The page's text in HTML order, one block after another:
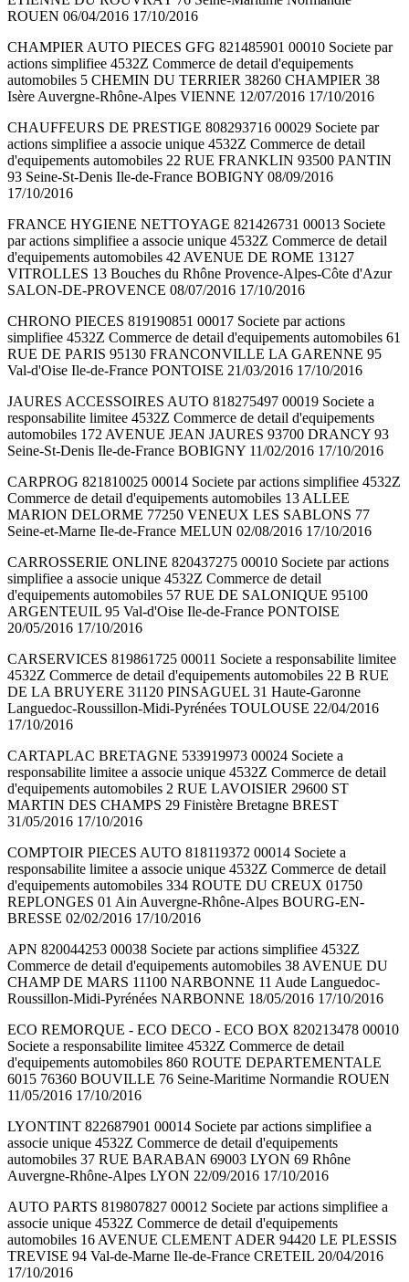
ROUEN 06/04/2016 17/10/2016
CHAMPIER AUTO PIECES GFG 821485901 00010 Societe par
actions simplifiee 4532Z Commerce de detail d'equipements
automobiles 5 CHEMIN DU TERRIER 38260 CHAMPIER 38
Isère Auvergne-Rhône-Alpes VIENNE 12/07/2016 17/10/2016
CHAUFFEURS DE PRESTIGE 808293716 00029 Societe par
actions simplifiee a associe unique 4532Z Commerce de detail
d'equipements automobiles 22 RUE FRANKLIN 93500 PANTIN
93 Seine-St-Denis Ile-de-France BOBIGNY 08/09/2016
17/10/2016
FRANCE HYGIENE NETTOYAGE 821426731 00013 Societe
par actions simplifiee a associe unique 4532Z Commerce de detail
d'equipements automobiles 42 AVENUE DE ROME 13127
VITROLLES 13 Bouches du Rhône Provence-Alpes-Côte d'Azur
SALON-DE-PROVENCE 08/07/2016 17/10/2016
CHRONO PIECES 819190851 00017 Societe par actions
simplifiee 4532Z Commerce de detail d'equipements automobiles 61
RUE DE PARIS 95130 FRANCONVILLE LA GARENNE 95
Val-d'Oise Ile-de-France PONTOISE 21/03/2016 17/10/2016
JAURES ACCESSOIRES AUTO 818275497 00019 Societe a
responsabilite limitee 4532Z Commerce de detail d'equipements
automobiles 172 AVENUE JEAN JAURES 93700 DRANCY 93
Seine-St-Denis Ile-de-France BOBIGNY 11/02/2016 17/10/2016
CARPROG 821810025 00014 Societe par actions simplifiee 4532Z
Commerce de detail d'equipements automobiles 13 ALLEE
MARION DELORME 77250 VENEUX LES SABLONS 77
Seine-et-Marne Ile-de-France MELUN 02/08/2016 17/10/2016
CARROSSERIE ONLINE 820437275 00010 Societe par actions
simplifiee a associe unique 4532Z Commerce de detail
d'equipements automobiles 57 RUE DE SALONIQUE 95100
ARGENTEUIL 95 Val-d'Oise Ile-de-France PONTOISE
20/05/2016 17/10/2016
CARSERVICES 819861725 00011 Societe a responsabilite limitee
4532Z Commerce de detail d'equipements automobiles 22 B RUE
DE LA BRUYERE 31120 PINSAGUEL 31 Haute-Garonne
Languedoc-Roussillon-Midi-Pyrénées TOULOUSE 22/04/2016
17/10/2016
CARTAPLAC BRETAGNE 533919973 00024 Societe a
responsabilite limitee a associe unique 4532Z Commerce de detail
d'equipements automobiles 2 RUE LAVOISIER 29600 ST
MARTIN DES CHAMPS 29 Finistère Bretagne BREST
31/05/2016 17/10/2016
COMPTOIR PIECES AUTO 818119372 00014 Societe a
responsabilite limitee a associe unique 4532Z Commerce de detail
d'equipements automobiles 334 ROUTE DU CREUX 01750
REPLONGES 01 Ain Auvergne-Rhône-Alpes BOURG-EN-
BRESSE 02/02/2016 17/10/2016
APN 820044253 00038 Societe par actions simplifiee 4532Z
Commerce de detail d'equipements automobiles 38 AVENUE DU
CHAMP DE MARS 11100 NARBONNE 11 Aude Languedoc-
Roussillon-Midi-Pyrénées NARBONNE 18/05/2016 17/10/2016
ECO REMORQUE - ECO DECO - ECO BOX 820213478 00010
Societe a responsabilite limitee 4532Z Commerce de detail
d'equipements automobiles 860 ROUTE DEPARTEMENTALE
6015 76360 BOUVILLE 76 Seine-Maritime Normandie ROUEN
11/05/2016 17/10/2016
LYONTINT 822687901 00014 Societe par actions simplifiee a
associe unique 4532Z Commerce de detail d'equipements
automobiles 37 RUE BARABAN 69003 LYON 69 Rhône
Auvergne-Rhône-Alpes LYON 22/09/2016 17/10/2016
AUTO PARTS 819807827 00012 Societe par actions simplifiee a
associe unique 4532Z Commerce de detail d'equipements
automobiles 16 AVENUE CLEMENT ADER 94420 LE PLESSIS
TREVISE 94 Val-de-Marne Ile-de-France CRETEIL 20/04/2016
17/10/2016